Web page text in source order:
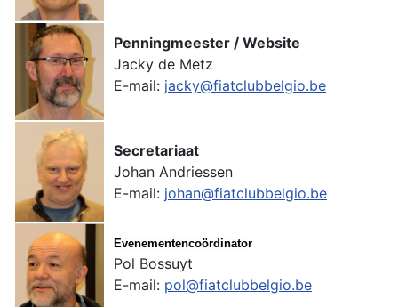
Penningmeester / Website
Jacky de Metz
E-mail: jacky@fiatclubbelgio.be
Secretariaat
Johan Andriessen
E-mail: johan@fiatclubbelgio.be
Evenementencoördinator
Pol Bossuyt
E-mail: pol@fiatclubbelgio.be